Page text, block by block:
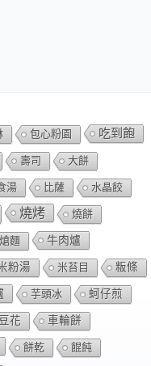
包心粉園 吃到飽
壽司 大餅
湯 比薩 水晶餃
燒烤 燒餅
麵 牛肉爐
粉湯 米苔目 粄條
芋頭冰 蚵仔煎
豆花 車輪餅
餅乾 餛飩